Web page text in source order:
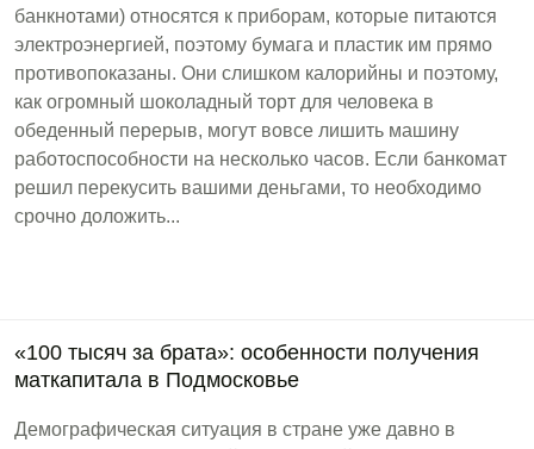
банкнотами) относятся к приборам, которые питаются
электроэнергией, поэтому бумага и пластик им прямо
противопоказаны. Они слишком калорийны и поэтому,
как огромный шоколадный торт для человека в
обеденный перерыв, могут вовсе лишить машину
работоспособности на несколько часов. Если банкомат
решил перекусить вашими деньгами, то необходимо
срочно доложить...
«100 тысяч за брата»: особенности получения
маткапитала в Подмосковье
Демографическая ситуация в стране уже давно в